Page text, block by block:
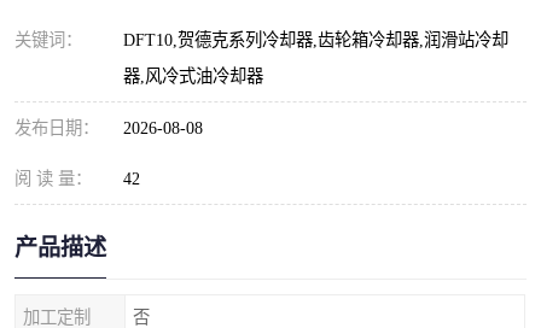
关键词：
DFT10,贺德克系列冷却器,齿轮箱冷却器,润滑站冷却
器,风冷式油冷却器
发布日期： 2026-08-08
阅 读 量： 42
产品描述
加工定制 否